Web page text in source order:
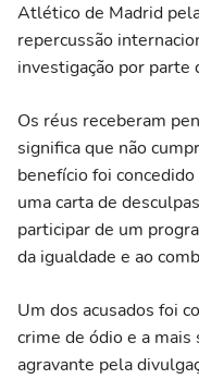
Atlético de Madrid
repercussão
investigação por parte
Os réus receberam
significa que não
benefício foi
uma carta de
participar de um
da igualdade e ao
Um dos acusados foi
crime de ódio e a mais
agravante pela